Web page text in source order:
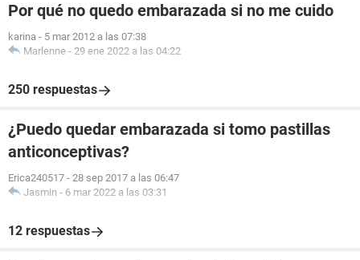
Por qué no quedo embarazada si no me cuido
karina - 5 mar 2012 a las 07:38
Marlenne - 29 ene 2022 a las 04:22
250 respuestas
¿Puedo quedar embarazada si tomo pastillas
anticonceptivas?
Erica240517 - 28 sep 2017 a las 06:47
Jasmin - 6 mar 2022 a las 03:31
12 respuestas